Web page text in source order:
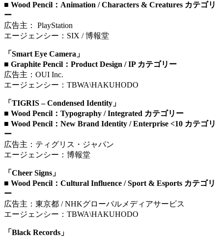
■ Wood Pencil：Animation / Characters & Creatures カテゴリ
ー
広告主： PlayStation
エージェンシー：SIX / 博報堂
「Smart Eye Camera」
■ Graphite Pencil：Product Design / IP カテゴリー
広告主：OUI Inc.
エージェンシー：TBWA\HAKUHODO
「TIGRIS – Condensed Identity」
■ Wood Pencil：Typography / Integrated カテゴリー
■ Wood Pencil：New Brand Identity / Enterprise <10 カテゴリ
ー
広告主：ティグリス・ジャパン
エージェンシー：博報堂
「Cheer Signs」
■ Wood Pencil：Cultural Influence / Sport & Esports カテゴリ
ー
広告主：東京都 / NHKグローバルメディアサービス
エージェンシー：TBWA\HAKUHODO
「Black Records」